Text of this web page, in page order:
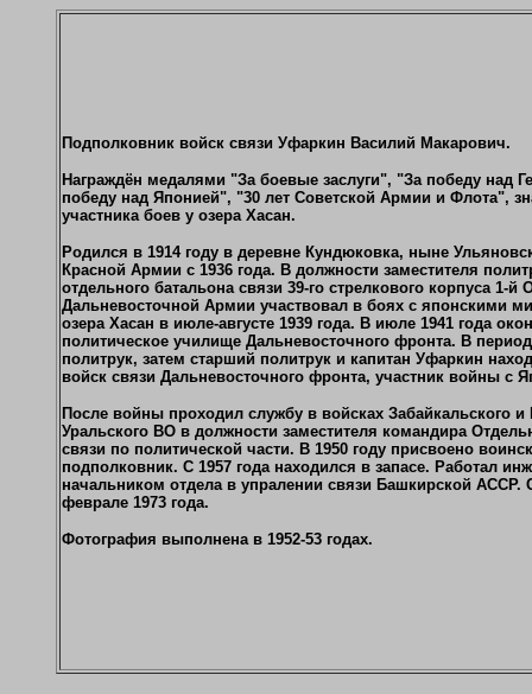
Подполковник войск связи Уфаркин Василий Макарович.
Награждён медалями "За боевые заслуги", "За победу над
победу над Японией", "30 лет Советской Армии и Флота",
участника боев у озера Хасан.
Родился в 1914 году в деревне Кундюковка, ныне
Красной Армии с 1936 года. В должности заместителя
отдельного батальона связи 39-го стрелкового корпуса 1-й
Дальневосточной Армии участвовал в боях с японскими
озера Хасан в июле-августе 1939 года. В июле 1941 года
политическое училище Дальневосточного фронта. В
политрук, затем старший политрук и капитан Уфаркин
войск связи Дальневосточного фронта, участник войны с
После войны проходил службу в войсках Забайкальского
Уральского ВО в должности заместителя командира
связи по политической части. В 1950 году присвоено
подполковник. С 1957 года находился в запасе. Работал
начальником отдела в упралении связи Башкирской АССР.
феврале 1973 года.
Фотография выполнена в 1952-53 годах.